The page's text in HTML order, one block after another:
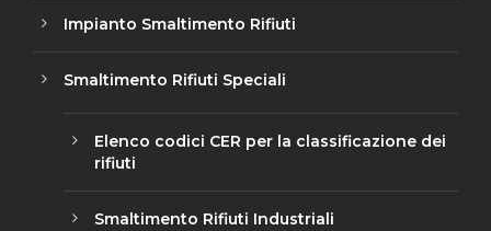
Impianto Smaltimento Rifiuti
Smaltimento Rifiuti Speciali
Elenco codici CER per la classificazione dei
rifiuti
Smaltimento Rifiuti Industriali